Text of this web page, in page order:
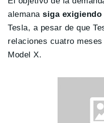
alemanasiga
Tesla, a pesar de que
relaciones cuatro
Model X.